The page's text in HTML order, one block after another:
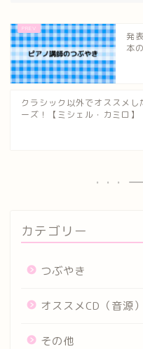
発
本
クラシック以外でオススメし
ーズ！【ミシェル・カミロ】
カテゴリー
つぶやき
オススメCD（音源）
その他